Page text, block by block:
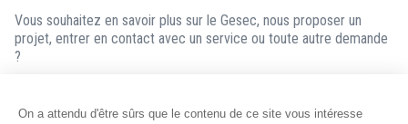
Vous souhaitez en savoir plus sur le Gesec, nous proposer un
projet, entrer en contact avec un service ou toute autre demande
?
répondre dans les meilleurs délais.